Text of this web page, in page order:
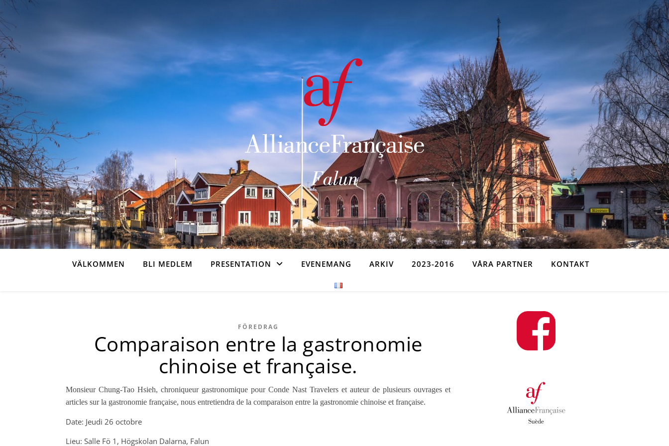
VÄLKOMMEN BLI MEDLEM PRESENTATION EVENEMANG ARKIV 2023-2016 VÅRA PARTNER KONTAKT
FÖREDRAG
Comparaison entre la gastronomie
chinoise et française.
Monsieur Chung-Tao Hsieh, chroniqueur gastronomique pour Conde Nast Travelers et auteur de plusieurs ouvrages et
articles sur la gastronomie française, nous entretiendra de la comparaison entre la gastronomie chinoise et française.
Date: Jeudi 26 octobre
Lieu: Salle Fö 1, Högskolan Dalarna, Falun